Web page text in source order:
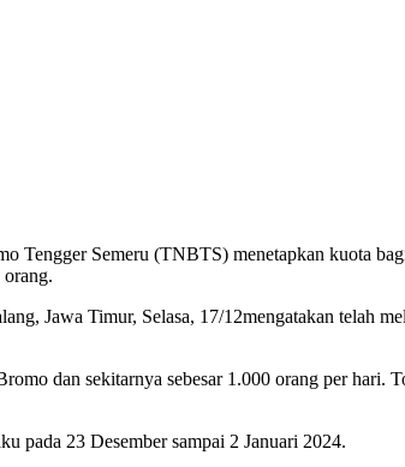
Tengger Semeru (TNBTS) menetapkan kuota
Jawa Timur, Selasa, 17/12mengatakan telah
dan sekitarnya sebesar 1.000 orang per hari.
pada 23 Desember sampai 2 Januari 2024.